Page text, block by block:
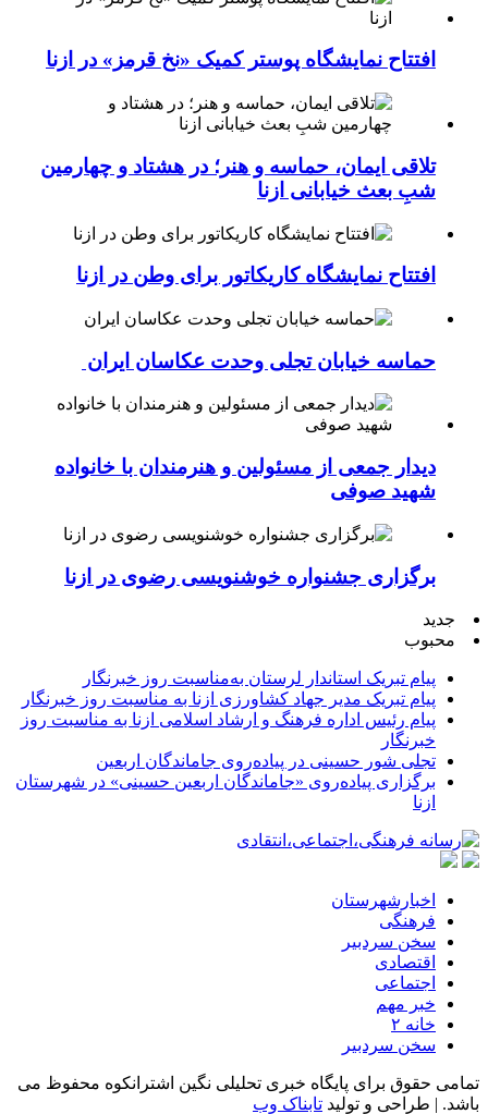
افتتاح نمایشگاه پوستر کمیک «نخ قرمز» در ازنا
تلاقی ایمان، حماسه و هنر؛ در هشتاد و چهارمین
شبِ بعث خیابانی ازنا
افتتاح نمایشگاه کاریکاتور برای وطن در ازنا
حماسه خیابان تجلی وحدت عکاسان ایران
دیدار جمعی از مسئولین و هنرمندان با خانواده
شهید صوفی
برگزاری جشنواره خوشنویسی رضوی در ازنا
جدید
محبوب
پیام تبریک استاندار لرستان به‌مناسبت روز خبرنگار
پیام تبریک مدیر جهاد کشاورزی ازنا به مناسبت روز خبرنگار
پیام رئیس اداره فرهنگ و ارشاد اسلامی ازنا به مناسبت روز
خبرنگار
تجلی شور حسینی در پیاده‌روی جاماندگان اربعین
برگزاری پیاده‌روی «جاماندگان اربعین حسینی» در شهرستان
ازنا
اخبارشهرستان
فرهنگی
سخن سردبیر
اقتصادی
اجتماعی
خبر مهم
خانه ۲
سخن سردبیر
تمامی حقوق برای پایگاه خبری تحلیلی نگین اشترانکوه محفوظ می
باشد. | طراحی و تولید تابناک وب